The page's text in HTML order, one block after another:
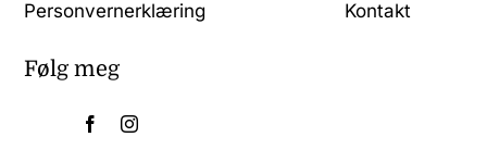
Personvernerklæring Kontakt
Følg meg